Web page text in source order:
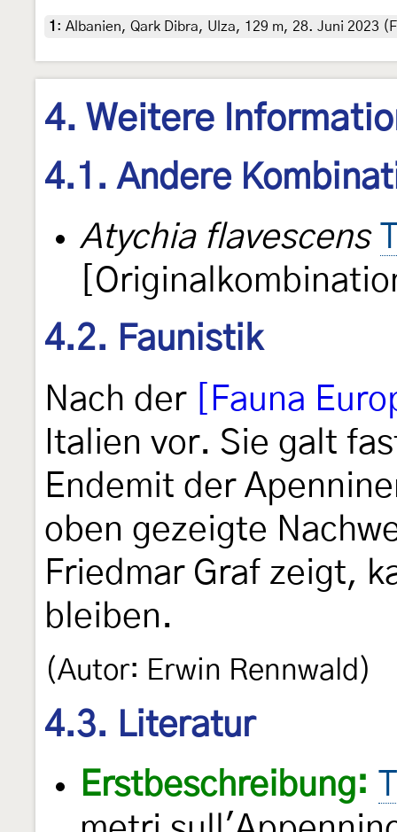
1 : Albanien, Qark Dibra, Ulza, 129 m, 28. Juni 2023
4. Weitere
4.1. Andere
Atychia flavescens
4.2. Faunistik
Nach der
[Fauna
Italien vor. Sie galt
Endemit der
oben gezeigte
Friedmar Graf zeigt,
bleiben.
(Autor: Erwin Rennwald)
4.3. Literatur
Erstbeschreibung: